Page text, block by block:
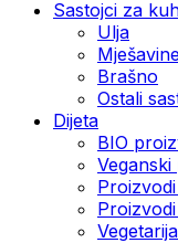
Sastojci za
Ulja
Brašno
Ostali
Dijeta
BIO